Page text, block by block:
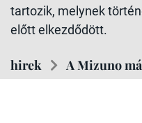
tartozik, melynek
előtt elkezdődött.
hirek A Mizuno